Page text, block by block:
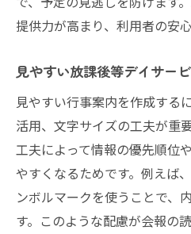
提供力が高まり、利用者の安
見やすい放課後等デイサー
見やすい行事案内を作成する
活用、文字サイズの工夫が重
工夫によって情報の優先順位
やすくなるためです。例えば
ンボルマークを使うことで、
す。このような配慮が会報の